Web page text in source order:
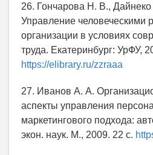
26. Гончарова Н. В.,
Управление человеческими
организации в условиях
труда. Екатеринбург: УрФУ,
https://elibrary.ru/zzraaa
27. Иванов А. А.
аспекты управления
маркетингового подхода:
экон. наук. М., 2009. 22 с.